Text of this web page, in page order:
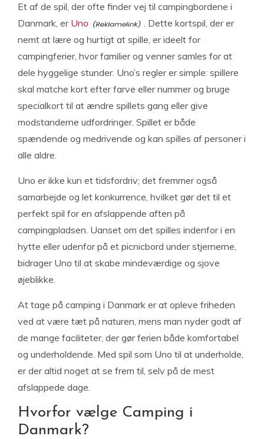
Et af de spil, der ofte finder vej til campingbordene i
Danmark, er Uno
. Dette kortspil, der er
nemt at lære og hurtigt at spille, er ideelt for
campingferier, hvor familier og venner samles for at
dele hyggelige stunder. Uno’s regler er simple: spillere
skal matche kort efter farve eller nummer og bruge
specialkort til at ændre spillets gang eller give
modstanderne udfordringer. Spillet er både
spændende og medrivende og kan spilles af personer i
alle aldre.
Uno er ikke kun et tidsfordriv; det fremmer også
samarbejde og let konkurrence, hvilket gør det til et
perfekt spil for en afslappende aften på
campingpladsen. Uanset om det spilles indenfor i en
hytte eller udenfor på et picnicbord under stjernerne,
bidrager Uno til at skabe mindeværdige og sjove
øjeblikke.
At tage på camping i Danmark er at opleve friheden
ved at være tæt på naturen, mens man nyder godt af
de mange faciliteter, der gør ferien både komfortabel
og underholdende. Med spil som Uno til at underholde,
er der altid noget at se frem til, selv på de mest
afslappede dage.
Hvorfor vælge Camping i
Danmark?